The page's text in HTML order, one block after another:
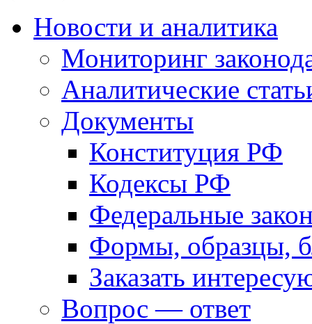
Новости и аналитика
Мониторинг
Аналитические
Документы
Конституция РФ
Кодексы РФ
Федеральные
Формы, образцы,
Заказать
Вопрос — ответ